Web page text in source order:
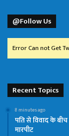
@Follow Us
Error Can not Get
Recent Topics
8 minutes ago
पति से विवाद के
मारपीट